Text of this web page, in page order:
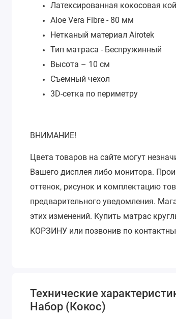
Латексированная кокосовая
Aloe Vera Fibre - 80 мм
Нетканый материал Airotek
Тип матраса - Беспружинный
Высота – 10 см
Съемный чехол
3D-сетка по периметру
ВНИМАНИЕ!
Цвета товаров на сайте могут
Вашего дисплея либо монитора.
оттенок, рисунок и комплектацию
предварительного уведомления.
этих изменений. Купить матрас
КОРЗИНУ или позвонив по
Технические
Набор (Кокос)